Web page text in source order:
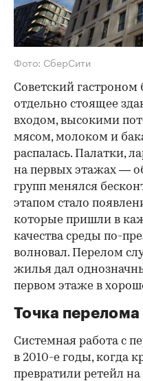
Фото: СберСити
Советский
отдельно стоящее
входом, высокими
мясом, молоком и
распалась. Палатки,
на первых этажах —
групп менялся
этапом стало
которые пришли в
качества среды по-
волновал. Перелом
жилья дал
первом этаже в
Точка перелома
Системная работа с
в 2010-е годы, когда
превратили ретейл